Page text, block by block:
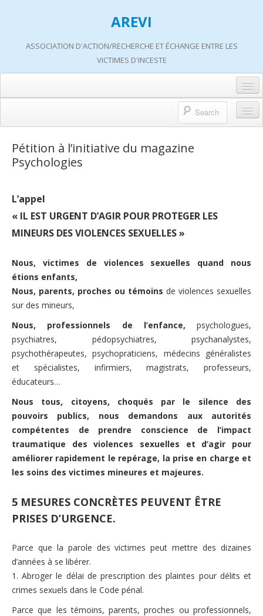
AREVI
ASSOCIATION D'ACTION/RECHERCHE ET ÉCHANGE ENTRE LES
VICTIMES D'INCESTE
A propos d’AREVI
Les groupes de paroles
S’informer
Adhérer
Nous contacter
Politique de cookies (UE)
A propos d’AREVI
Historique de nos actions
Travaux AREVI
Pour les bénévoles
Nous faire connaître
Dépliant de présentation
Les groupes de paroles
Fonctionnement des groupes de parole
Groupes de parole à Rouen
Groupes de parole à Toulouse
Groupes de parole en distanciel/visioconférence
Présentation des ateliers thématiques
Ateliers Soraya de Moura
Ateliers Dorothée Dussy
Pétition à l’initiative du magazine
Psychologies
L’appel
« IL EST URGENT D’AGIR POUR PROTEGER LES
MINEURS DES VIOLENCES SEXUELLES »
Nous, victimes de violences sexuelles quand nous
étions enfants,
Nous, parents, proches ou témoins de violences sexuelles
sur des mineurs,
Nous, professionnels de l’enfance, psychologues,
psychiatres, pédopsychiatres, psychanalystes,
psychothérapeutes, psychopraticiens, médecins généralistes
et spécialistes, infirmiers, magistrats, professeurs,
éducateurs…
Nous tous, citoyens, choqués par le silence des
pouvoirs publics, nous demandons aux autorités
compétentes de prendre conscience de l’impact
traumatique des violences sexuelles et d’agir pour
améliorer rapidement le repérage, la prise en charge et
les soins des victimes mineures et majeures.
5 MESURES CONCRÈTES PEUVENT ÊTRE
PRISES D’URGENCE.
Parce que la parole des victimes peut mettre des dizaines
d’années à se libérer.
1.Abroger le délai de prescription des plaintes pour délits et
crimes sexuels dans le Code pénal.
Parce que les témoins, parents, proches ou professionnels,